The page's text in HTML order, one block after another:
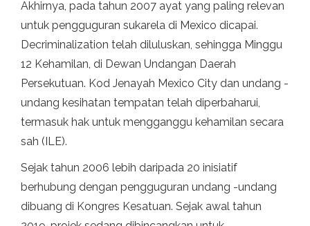
Akhirnya, pada tahun 2007 ayat yang paling relevan
untuk pengguguran sukarela di Mexico dicapai.
Decriminalization telah diluluskan, sehingga Minggu
12 Kehamilan, di Dewan Undangan Daerah
Persekutuan. Kod Jenayah Mexico City dan undang -
undang kesihatan tempatan telah diperbaharui,
termasuk hak untuk mengganggu kehamilan secara
sah (ILE).
Sejak tahun 2006 lebih daripada 20 inisiatif
berhubung dengan pengguguran undang -undang
dibuang di Kongres Kesatuan. Sejak awal tahun